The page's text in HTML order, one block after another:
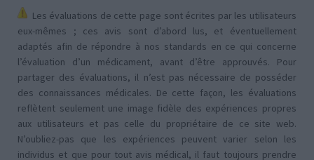
Les évaluations de cette page sont écrites par les utilisateurs
eux-mêmes ; ces avis sont d’abord lus, et éventuellement
adaptés afin de répondre à nos standards en ce qui concerne
l’évaluation d’un médicament, avant d’être approuvés. Pour
partager des évaluations, il n’est pas nécessaire de posséder
des connaissances médicales. De cette façon, les évaluations
reflètent seulement une image fidèle des expériences propres
aux utilisateurs et pas celle du propriétaire de ce site web.
N’oubliez-pas que les expériences peuvent varier selon les
individus et que pour tout avis médical, il faut toujours prendre